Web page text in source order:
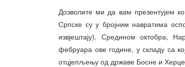
Дозволите ми да вам презентујем
Српске су у бројним навратима
извјештају). Средином октобра,
фебруара ове године, у складу са
отцјепљењу од државе Босне и